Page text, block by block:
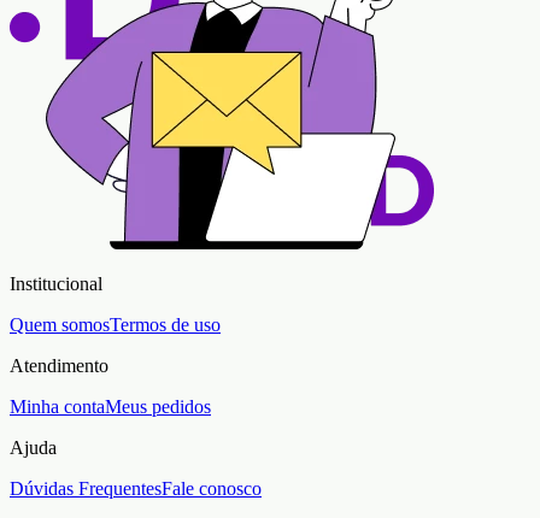
Institucional
Quem somosTermos de uso
Atendimento
Minha contaMeus pedidos
Ajuda
Dúvidas FrequentesFale conosco